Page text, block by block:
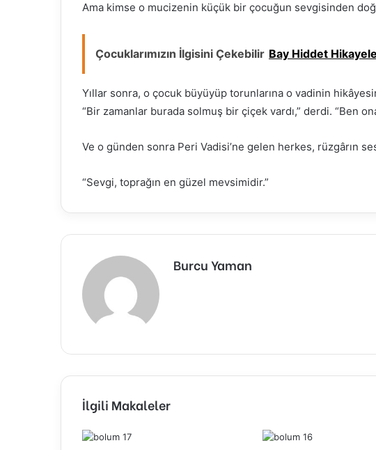
Ama kimse o mucizenin küçük bir çocuğun sevgisinden
Çocuklarımızın İlgisini Çekebilir Bay Hiddet
Yıllar sonra, o çocuk büyüyüp torunlarına o vadinin
“Bir zamanlar burada solmuş bir çiçek vardı,” derdi. “Ben
Ve o günden sonra Peri Vadisi’ne gelen herkes, rüzgârın
“Sevgi, toprağın en güzel mevsimidir.”
Burcu Yaman
İlgili Makaleler